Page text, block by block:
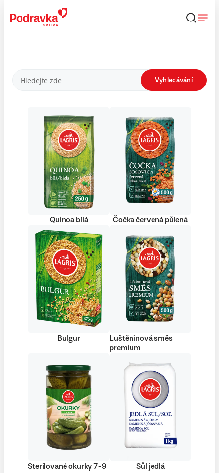
obsahu
Produkty Vyhledávání
Quinoa bílá Čočka červená půlená
Bulgur
Luštěninová směs
premium
Sterilované okurky 7-9
Sůl jedlá